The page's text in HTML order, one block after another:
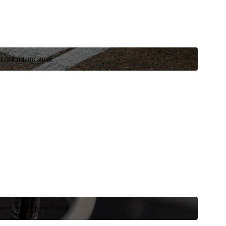
test ortamı sunar.
yedek parça bulun.